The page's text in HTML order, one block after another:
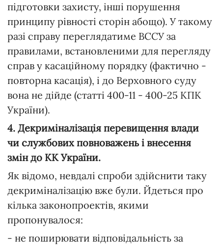
підготовки захисту, інші порушення
принципу рівності сторін абощо). У такому
разі справу переглядатиме ВССУ за
правилами, встановленими для перегляду
справ у касаційному порядку (фактично -
повторна касація), і до Верховного суду
вона не дійде (статті 400-11 - 400-25 КПК
України).
4. Декриміналізація перевищення влади
чи службових повноважень і внесення
змін до КК України.
Як відомо, невдалі спроби здійснити таку
декриміналізацію вже були. Йдеться про
кілька законопроектів, якими
пропонувалося:
- не поширювати відповідальність за